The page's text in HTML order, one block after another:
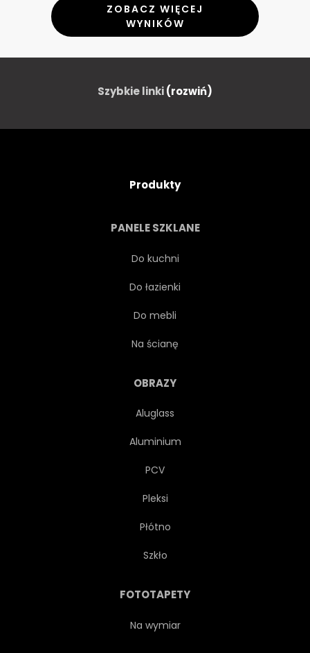
ZOBACZ WIĘCEJ
WYNIKÓW
Szybkie linki(rozwiń)
Produkty
PANELE SZKLANE
Do kuchni
Do łazienki
Do mebli
Na ścianę
OBRAZY
Aluglass
Aluminium
PCV
Pleksi
Płótno
Szkło
FOTOTAPETY
Na wymiar